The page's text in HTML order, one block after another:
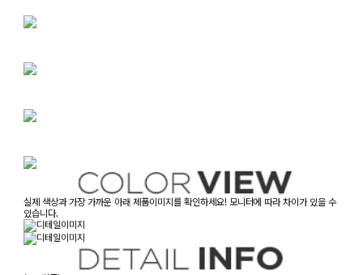
실제 색상과 가장 가까운 아래 제품이미지를 확인하세요! 모니터에 따라 차이가 있을 수
있습니다.